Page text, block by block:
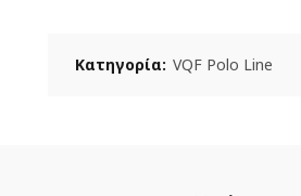
Κατηγορία: VQF Polo Line